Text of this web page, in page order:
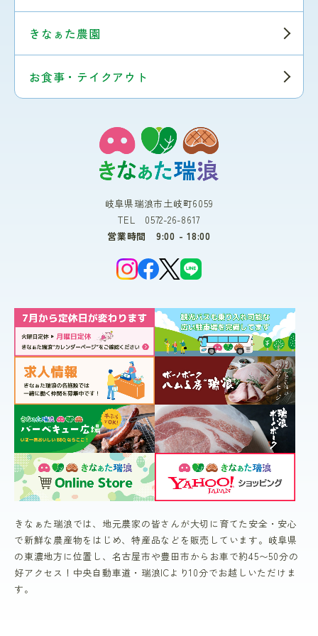
きなぁた農園
お食事・テイクアウト
岐阜県瑞浪市土岐町6059
TEL 0572-26-8617
営業時間 9:00 - 18:00
きなぁた瑞浪では、地元農家の皆さんが大切に育てた安全・安心
で新鮮な農産物をはじめ、特産品などを販売しています。岐阜県
の東濃地方に位置し、名古屋市や豊田市からお車で約45〜50分の
好アクセス！中央自動車道・瑞浪ICより10分でお越しいただけま
す。